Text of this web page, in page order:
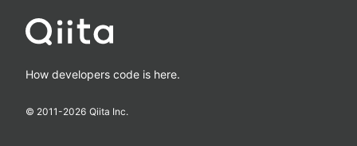
How developers code is here.
© 2011-2026 Qiita Inc.